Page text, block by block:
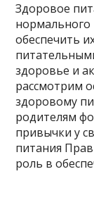
Здоровое
нормального
обеспечить
здоровье и
рассмотрим
здоровому
родителям
привычки у
питания
роль в